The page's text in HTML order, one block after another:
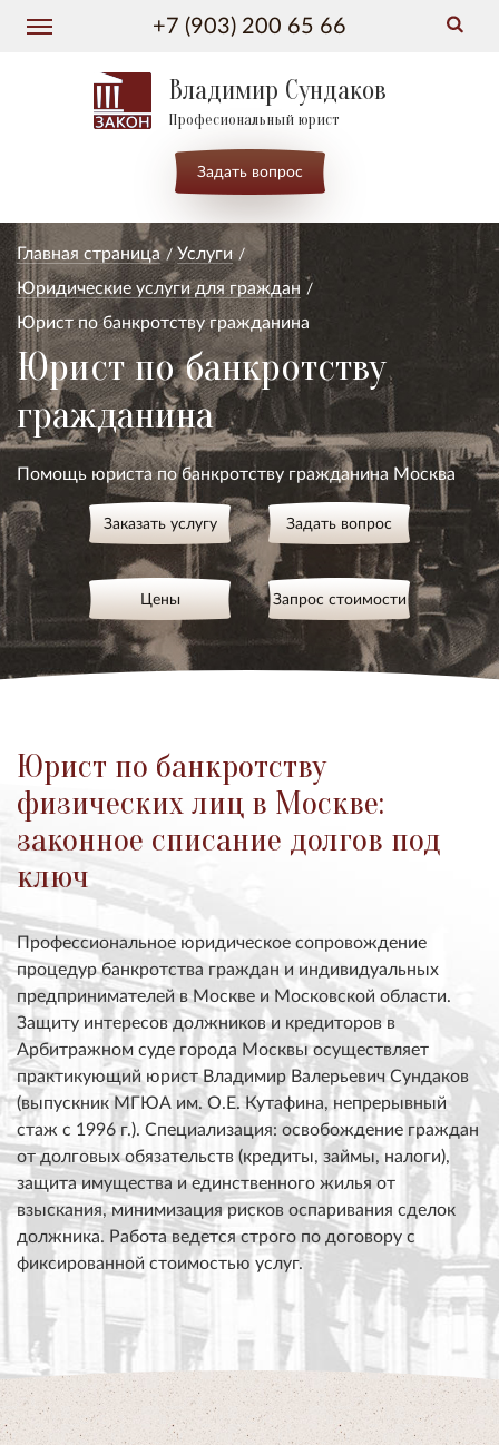
+7 (903) 200 65 66
Владимир Сундаков
Професиональный юрист
Задать вопрос
Главная страница
Услуги
Юридические услуги для граждан
Юрист по банкротству гражданина
Юрист по банкротству
гражданина
Помощь юриста по банкротству гражданина Москва
Заказать услугу Задать вопрос
Цены Запрос стоимости
Юрист по банкротству
физических лиц в Москве:
законное списание долгов под
ключ
Профессиональное юридическое сопровождение
процедур банкротства граждан и индивидуальных
предпринимателей в Москве и Московской области.
Защиту интересов должников и кредиторов в
Арбитражном суде города Москвы осуществляет
практикующий юрист Владимир Валерьевич Сундаков
(выпускник МГЮА им. О.Е. Кутафина, непрерывный
стаж с 1996 г.). Специализация: освобождение граждан
от долговых обязательств (кредиты, займы, налоги),
защита имущества и единственного жилья от
взыскания, минимизация рисков оспаривания сделок
должника. Работа ведется строго по договору с
фиксированной стоимостью услуг.